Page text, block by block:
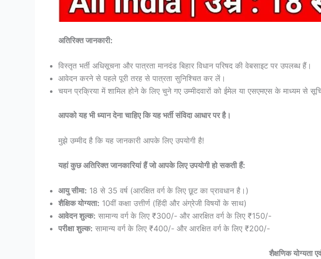
अतिरिक्त जानकारी:
विस्तृत भर्ती अधिसूचना और पात्रता मानदंड बिहार विधान परिषद की वेबसाइट पर उपलब्ध हैं।
आवेदन करने से पहले पूरी तरह से पात्रता सुनिश्चित कर लें।
चयन प्रक्रिया में शामिल होने के लिए चुने गए उम्मीदवारों को ईमेल या एसएमएस के माध्यम से
आपको यह भी ध्यान देना चाहिए कि यह भर्ती संविदा आधार पर है।
मुझे उम्मीद है कि यह जानकारी आपके लिए उपयोगी है!
यहां कुछ अतिरिक्त जानकारियां हैं जो आपके लिए उपयोगी हो सकती हैं:
आयु सीमा: 18 से 35 वर्ष (आरक्षित वर्ग के लिए छूट का प्रावधान है।)
शैक्षिक योग्यता: 10वीं कक्षा उत्तीर्ण (हिंदी और अंग्रेजी विषयों के साथ)
आवेदन शुल्क: सामान्य वर्ग के लिए ₹300/- और आरक्षित वर्ग के लिए ₹150/-
परीक्षा शुल्क: सामान्य वर्ग के लिए ₹400/- और आरक्षित वर्ग के लिए ₹200/-
शैक्षणिक योग्यता